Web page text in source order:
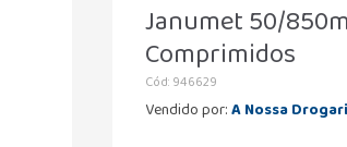
Janumet 50/
Comprimidos
Cód: 946629
Vendido por:A Nossa